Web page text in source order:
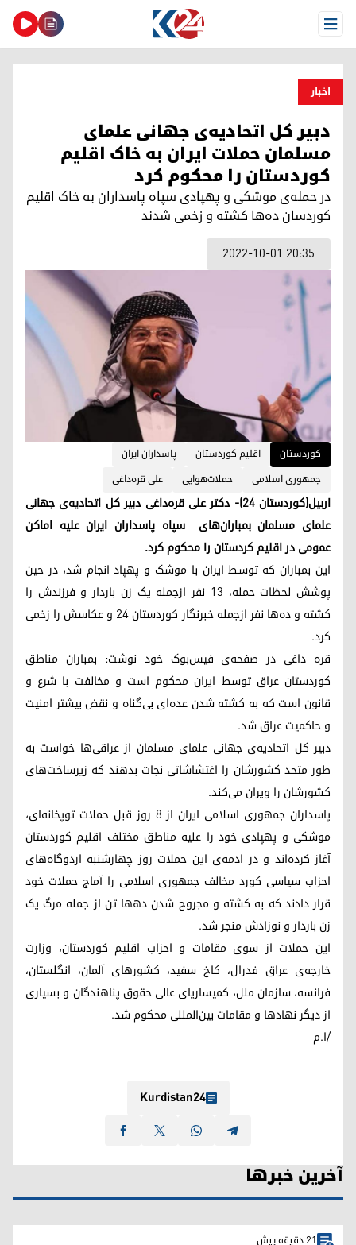
Open Menu
اخبار
دبیر کل اتحادیه‌ی جهانی علمای
مسلمان حملات ایران به خاک اقلیم
کوردستان را محکوم کرد
در حمله‌ی موشکی و پهپادی سپاه پاسداران به خاک اقلیم
کوردسان ده‌ها کشته و زخمی شدند
2022-10-01 20:35
کوردستان اقلیم کوردستان
پاسداران ایران
جمهوری اسلامی
حملات‌هوایی علی قره‌داغی
اربیل(کوردستان ۲۴)- دکتر علی قره‌داغی دبیر کل اتحادیه‌ی جهانی
علمای مسلمان بمباران‌های سپاه پاسداران ایران علیه اماکن
عمومی در اقلیم کردستان را محکوم کرد.
این بمباران که توسط ایران با موشک و پهپاد انجام شد، در حین
پوشش لحظات حمله، ۱۳ نفر ازجمله یک زن باردار و فرزندش را
کشته و ده‌ها نفر ازجمله خبرنگار کوردستان ۲۴ و عکاسش را زخمی
کرد.
قره داغی در صفحه‌ی فیس‌بوک خود نوشت: بمباران مناطق
کوردستان عراق توسط ایران محکوم است و مخالفت با شرع و
قانون است که به کشته شدن عده‌ای بی‌گناه و نقض بیشتر امنیت
و حاکمیت عراق شد.
دبیر کل اتحادیه‌ی جهانی علمای مسلمان از عراقی‌ها خواست بە
طور متحد کشورشان را اغتشاشاتی نجات بدهند کە زیرساخت‌های
کشورشان را ویران می‌کند.
پاسداران جمهوری اسلامی ایران از ٨ روز قبل حملات توپخانه‌ای،
موشکی و پهپادی خود را علیه مناطق مختلف اقلیم کوردستان
آغاز کرده‌اند و در ادمه‌ی این حملات روز چهارشنبه اردوگاه‌های
احزاب سیاسی کورد مخالف جمهوری اسلامی را آماج حملات خود
قرار دادند کە به کشته و مجروح شدن دهها تن از جمله مرگ یک
زن باردار و نوزادش منجر شد.
این حملات از سوی مقامات و احزاب اقلیم کوردستان، وزارت
خارجه‌ی عراق فدرال، کاخ سفید، کشورهای آلمان، انگلستان،
فرانسه، سازمان ملل، کمیساریای عالی حقوق پناهندگان و بسیاری
از دیگر نهادها و مقامات بین‌المللی محکوم شد.
/ا.م
Kurdistan24
آخرین خبرها
21 دقیقه پیش